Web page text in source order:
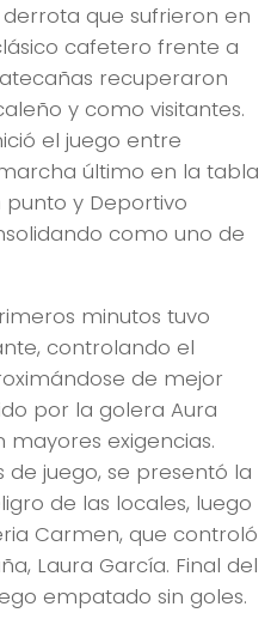
que sufrieron en
cafetero frente a
recuperaron
y como visitantes.
el juego entre
último en la tabla
y Deportivo
como uno de
minutos tuvo
controlando el
de mejor
por la golera Aura
mayores exigencias.
de juego, se presentó la
de las locales, luego
Carmen, que controló
Laura García. Final del
empatado sin goles.